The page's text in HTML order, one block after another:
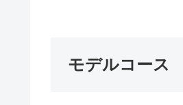
モデルコース